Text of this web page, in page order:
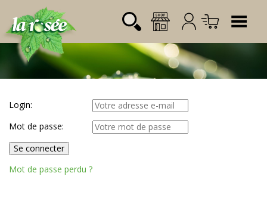
Login:
Mot de passe:
Désignation Référence Quantité
Total CHF
Login:
Mot de passe:
Mot de passe perdu ?